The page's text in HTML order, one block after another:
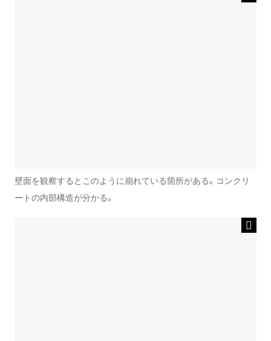
壁面を観察するとこのように崩れている箇所がある。コンクリ
ートの内部構造が分かる。